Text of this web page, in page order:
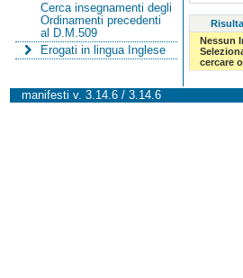
Cerca insegnamenti degli
Ordinamenti precedenti
al D.M.509
Erogati in lingua Inglese
Nessun
cercare
manifesti v. 3.14.6 / 3.14.6